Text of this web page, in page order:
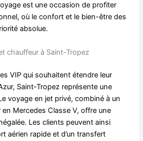
est une occasion de profiter
où le confort et le bien-être des
absolue.
chauffeur à Saint-Tropez
VIP qui souhaitent étendre leur
Saint-Tropez représente une
voyage en jet privé, combiné à un
Mercedes Classe V, offre une
Les clients peuvent ainsi
aérien rapide et d’un transfert